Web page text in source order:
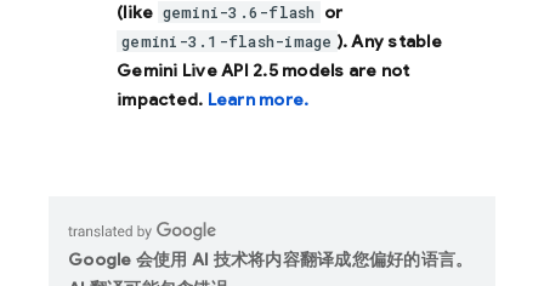
(like gemini-3.6-flash or
gemini-3.1-flash-image ). Any stable
Gemini Live API 2.5 models are not
impacted. Learn more.
Google 会使用 AI 技术将内容翻译成您偏好的语言。